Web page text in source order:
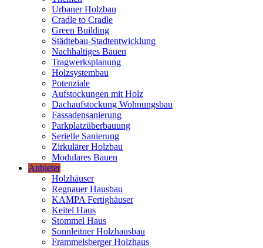
Urbaner Holzbau
Cradle to Cradle
Green Building
Städtebau-Stadtentwicklung
Nachhaltiges Bauen
Tragwerksplanung
Holzsystembau
Potenziale
Aufstockungen mit Holz
Dachaufstockung Wohnungsbau
Fassadensanierung
Parkplatzüberbauung
Serielle Sanierung
Zirkulärer Holzbau
Modulares Bauen
Anbieter
Holzhäuser
Regnauer Hausbau
KAMPA Fertighäuser
Keitel Haus
Stommel Haus
Sonnleitner Holzhausbau
Frammelsberger Holzhaus